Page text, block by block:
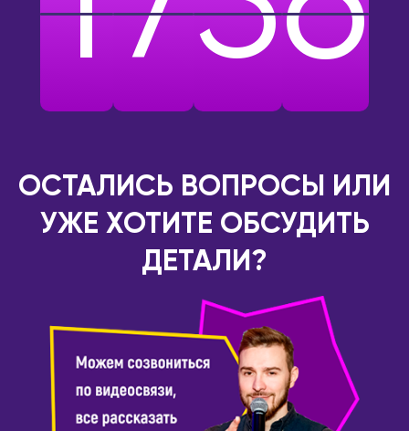
ОСТАЛИСЬ ВОПРОСЫ ИЛИ
УЖЕ ХОТИТЕ ОБСУДИТЬ
ДЕТАЛИ?